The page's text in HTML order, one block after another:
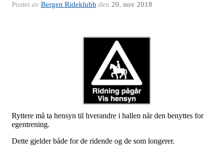
Postet av Bergen Rideklubb den 20. nov 2018
Ryttere må ta hensyn til hverandre i hallen når den benyttes for
egentrening.
Dette gjelder både for de ridende og de som longerer.